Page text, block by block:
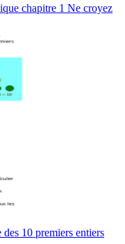
chapitre 1 Ne croyez
10 premiers entiers